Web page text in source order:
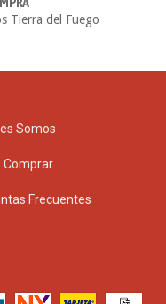
Tierra del Fuego
Somos
Comprar
Frecuentes